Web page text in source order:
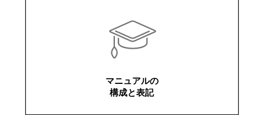
マニュアルの
構成と表記